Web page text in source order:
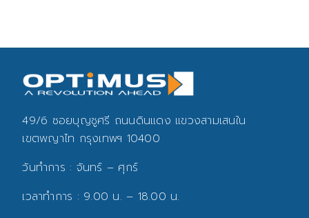
49/6 ซอยบุญชูศรี ถนนดินแดง แขวงสามเสนใน
เขตพญาไท กรุงเทพฯ 10400
วันทำการ : จันทร์ – ศุกร์
เวลาทำการ : 9.00 น. – 18.00 น.